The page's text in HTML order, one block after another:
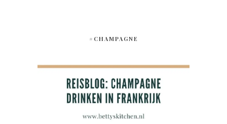
#CHAMPAGNE